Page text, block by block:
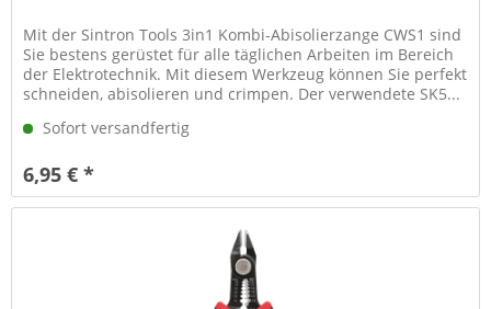
Mit der Sintron Tools 3in1 Kombi-Abisolierzange CWS1 sind
Sie bestens gerüstet für alle täglichen Arbeiten im Bereich
der Elektrotechnik. Mit diesem Werkzeug können Sie perfekt
schneiden, abisolieren und crimpen. Der verwendete SK5...
Sofort versandfertig
6,95 € *